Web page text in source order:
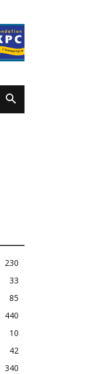
230
33
85
440
10
42
340